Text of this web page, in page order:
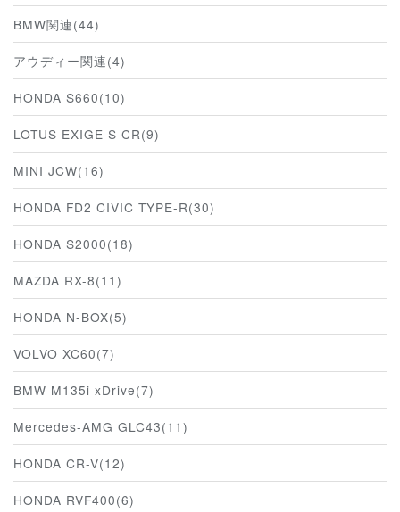
BMW関連(44)
アウディー関連(4)
HONDA S660(10)
LOTUS EXIGE S CR(9)
MINI JCW(16)
HONDA FD2 CIVIC TYPE-R(30)
HONDA S2000(18)
MAZDA RX-8(11)
HONDA N-BOX(5)
VOLVO XC60(7)
BMW M135i xDrive(7)
Mercedes-AMG GLC43(11)
HONDA CR-V(12)
HONDA RVF400(6)